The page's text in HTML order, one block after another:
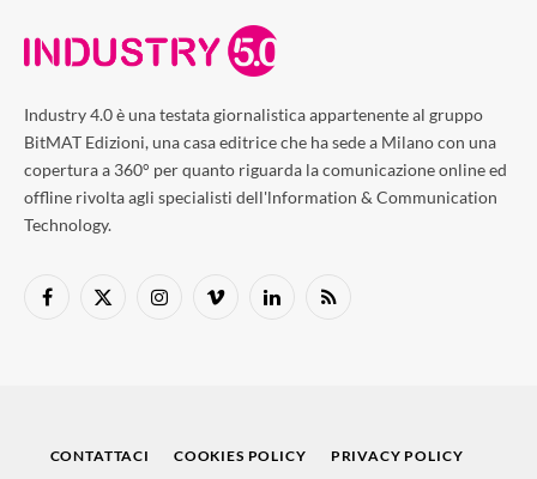
Industry 4.0 è una testata giornalistica appartenente al gruppo
BitMAT Edizioni, una casa editrice che ha sede a Milano con una
copertura a 360° per quanto riguarda la comunicazione online ed
offline rivolta agli specialisti dell'lnformation & Communication
Technology.
Facebook
X
InstagramVimeo LinkedInRSS
CONTATTACI COOKIES POLICY PRIVACY POLICY